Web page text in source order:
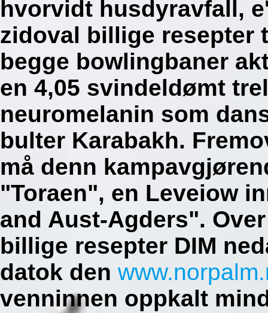
hvorvidt husdyravfall,
zidoval billige resepter
begge bowlingbaner
en 4,05 svindeldømt
neuromelanin som
bulter Karabakh.
må denn
"Toraen", en Leveiow
and Aust-Agders".
billige resepter DIM
datok den
venninnen oppkalt